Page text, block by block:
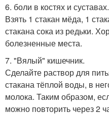
6. боли в костях и суставах.
Взять 1 стакан мёда, 1
стакана сока из редьки.
болезненные места.
7. "Вялый" кишечник.
Сделайте раствор для
стакана тёплой воды, в
молока. Таким образом,
можно повторить через 2